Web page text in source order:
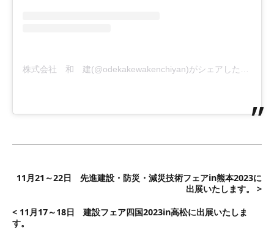
11月21～22日 先進建設・防災・減災技術フェアin熊本2023に
出展いたします。 >
< 11月17～18日 建設フェア四国2023in高松に出展いたしま
す。